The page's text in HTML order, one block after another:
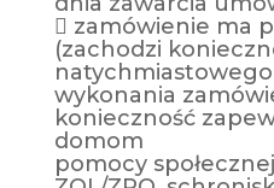
 zamówienie ma
(zachodzi
natychmiastowego
wykonania
konieczność
domom
pomocy